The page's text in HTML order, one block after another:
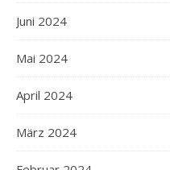
Juni 2024
Mai 2024
April 2024
März 2024